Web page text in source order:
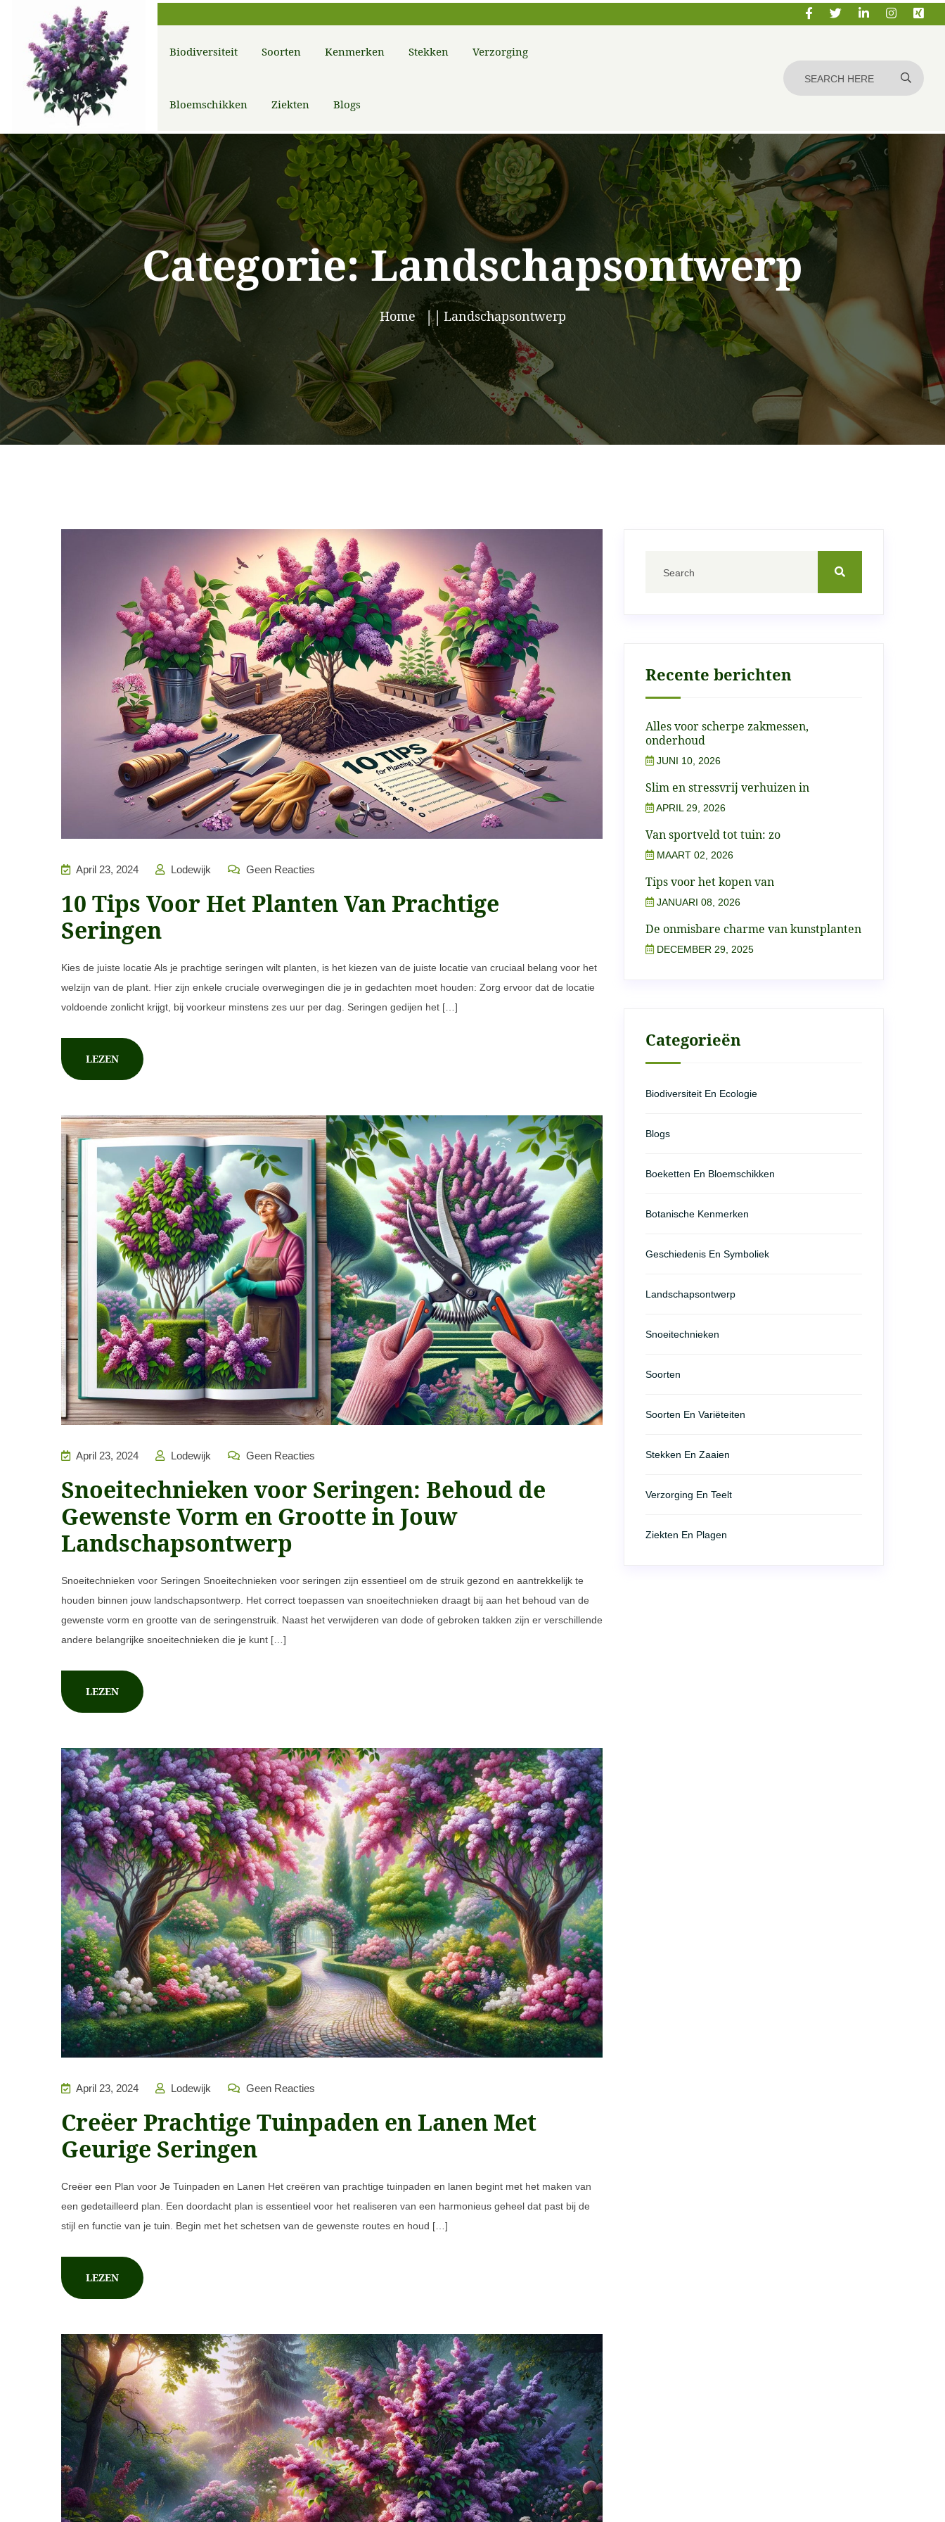
Biodiversiteit Soorten Kenmerken Stekken Verzorging
Bloemschikken Ziekten Blogs
Categorie:Landschapsontwerp
Home Landschapsontwerp
April 23, 2024 Lodewijk Geen Reacties
10 Tips Voor Het Planten Van Prachtige
Seringen
Kies de juiste locatie Als je prachtige seringen wilt planten, is het kiezen van de juiste locatie van cruciaal belang voor het
welzijn van de plant. Hier zijn enkele cruciale overwegingen die je in gedachten moet houden: Zorg ervoor dat de locatie
voldoende zonlicht krijgt, bij voorkeur minstens zes uur per dag. Seringen gedijen het […]
LEZEN
April 23, 2024 Lodewijk Geen Reacties
Snoeitechnieken voor Seringen: Behoud de
Gewenste Vorm en Grootte in Jouw
Landschapsontwerp
Snoeitechnieken voor Seringen Snoeitechnieken voor seringen zijn essentieel om de struik gezond en aantrekkelijk te
houden binnen jouw landschapsontwerp. Het correct toepassen van snoeitechnieken draagt bij aan het behoud van de
gewenste vorm en grootte van de seringenstruik. Naast het verwijderen van dode of gebroken takken zijn er verschillende
andere belangrijke snoeitechnieken die je kunt […]
LEZEN
April 23, 2024 Lodewijk Geen Reacties
Creëer Prachtige Tuinpaden en Lanen Met
Geurige Seringen
Creëer een Plan voor Je Tuinpaden en Lanen Het creëren van prachtige tuinpaden en lanen begint met het maken van
een gedetailleerd plan. Een doordacht plan is essentieel voor het realiseren van een harmonieus geheel dat past bij de
stijl en functie van je tuin. Begin met het schetsen van de gewenste routes en houd […]
LEZEN
Recente berichten
Alles voor scherpe zakmessen,
onderhoud
JUNI 10, 2026
Slim en stressvrij verhuizen in
APRIL 29, 2026
Van sportveld tot tuin: zo
MAART 02, 2026
Tips voor het kopen van
JANUARI 08, 2026
De onmisbare charme van kunstplanten
DECEMBER 29, 2025
Categorieën
Biodiversiteit En Ecologie
Blogs
Boeketten En Bloemschikken
Botanische Kenmerken
Geschiedenis En Symboliek
Landschapsontwerp
Snoeitechnieken
Soorten
Soorten En Variëteiten
Stekken En Zaaien
Verzorging En Teelt
Ziekten En Plagen